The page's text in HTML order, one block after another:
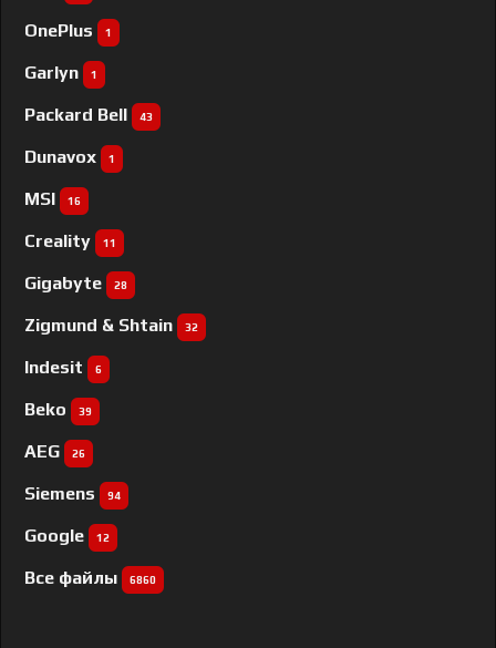
OnePlus 1
Garlyn 1
Packard Bell 43
Dunavox 1
MSI 16
Creality 11
Gigabyte 28
Zigmund & Shtain 32
Indesit 6
Beko 39
AEG 26
Siemens 94
Google 12
Все файлы 6860